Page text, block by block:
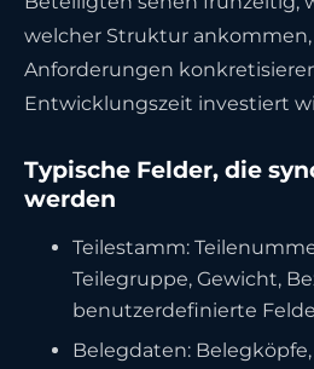
welcher Struktur
Anforderungen
Entwicklungszeit investiert
Typische Felder, die
werden
Teilestamm:
Teilegruppe, Gewicht,
benutzerdefinierte
Belegdaten: